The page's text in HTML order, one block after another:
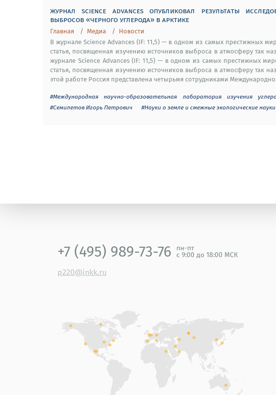
журнал science advances опубликовал результаты
выбросов «черного углерода» в арктике
Главная Медиа
Новости
В журнале Science Advances (IF: 11,5) — в одном из самых престижных
статья, посвященная изучению источников выброса в атмосферу так
журнале Science Advances (IF: 11,5) — в одном из самых престижных
статья, посвященная изучению источников выброса в атмосферу так
этой работе Россия представлена четырьмя сотрудниками
#Международная научно-образовательная лаборатория изучения
#Семилетов Игорь Петрович
#Науки о земле и смежные экологические науки
+7 (495) 989-73-76 пн-пт
с 9:00 до 18:00 МСК
p220@inkk.ru